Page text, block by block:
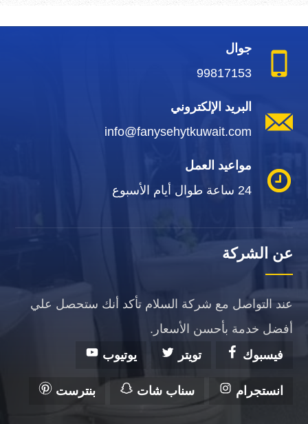
جوال
99817153
البريد الإلكتروني
info@fanysehytkuwait.com
مواعيد العمل
24 ساعة طوال أيام الأسبوع
عن الشركة
عند التواصل مع شركة السلام تأكد أنك ستحصل علي
أفضل خدمة بأحسن الأسعار.
فيسبوك
تويتر يوتيوب
انستجرام سناب شات بنترست